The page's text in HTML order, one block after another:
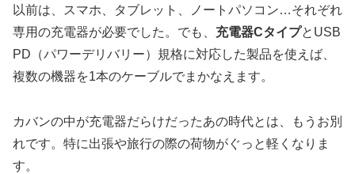
以前は、スマホ、タブレット、ノートパソコン…それぞれ
専用の充電器が必要でした。でも、 充電器CタイプとUSB
PD（パワーデリバリー）規格に対応した製品を使えば、
複数の機器を1本のケーブルでまかなえます。
カバンの中が充電器だらけだったあの時代とは、もうお別
れです。特に出張や旅行の際の荷物がぐっと軽くなりま
す。